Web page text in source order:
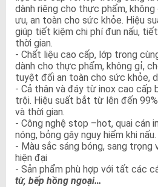
dành riêng cho thực phẩm,
ưu, an toàn cho sức khỏe. Hiệu
giúp tiết kiệm chi phí đun nấu,
thời gian.
- Chất liệu cao cấp, lớp trong
dành cho thực phẩm, không gỉ,
tuyệt đối an toàn cho sức khỏe,
- Cả thân và đáy từ inox cao cấp
trội. Hiệu suất bắt từ lên đến
và thời gian.
- Công nghệ stop –hot, quai cán
nóng, bỏng gây nguy hiểm khi nấu.
- Màu sắc sáng bóng, sang
hiện đại
- Sản phẩm phù hợp với tất các
từ, bếp hồng ngoại…